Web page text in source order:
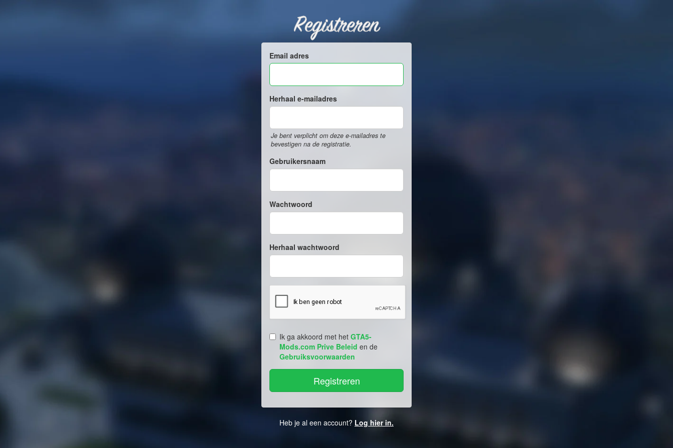
Registreren
Email adres
Herhaal e-mailadres
Je bent verplicht om deze e-mailadres te
bevestigen na de registratie.
Gebruikersnaam
Wachtwoord
Herhaal wachtwoord
Ik ga akkoord met het GTA5-
Mods.com Prive Beleid en de
Gebruiksvoorwaarden
Heb je al een account? Log hier in.